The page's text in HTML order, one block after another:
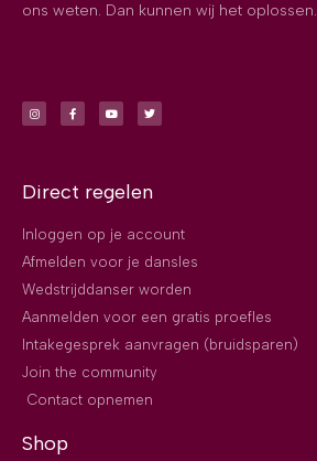
ons weten. Dan kunnen wij het oplossen.
Direct regelen
Inloggen op je account
Afmelden voor je dansles
Wedstrijddanser worden
Aanmelden voor een gratis proefles
Intakegesprek aanvragen (bruidsparen)
Join the community
Contact opnemen
Shop